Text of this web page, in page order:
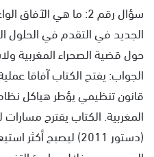
سؤال رقم 2: ما هي
الجديد في التقدم في الحلول
حول قضية الصحراء المغربية
الجواب: يفتح الكتاب آفاقا
قانون تنظيمي يؤطر هياكل
المغربية. الكتاب يقترح
(دستور 2011) ليصبح